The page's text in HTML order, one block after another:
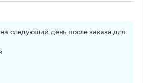
следующий день после заказа для